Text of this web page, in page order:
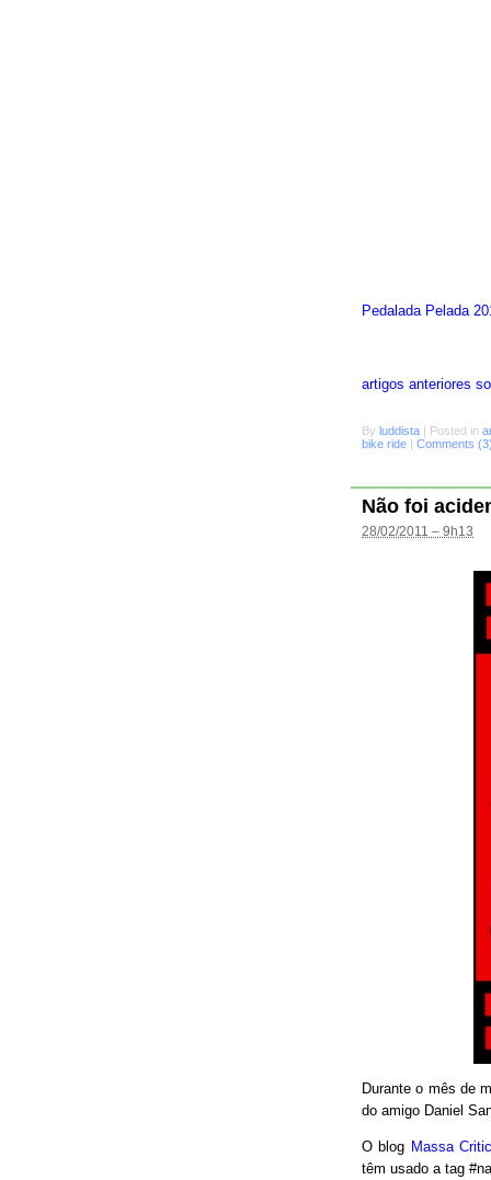
Pedalada Pelada
artigos anteriores
By luddista | Posted in
bike ride | Comments
Não foi
28/02/2011 – 9h13
Durante o mês de
do amigo Daniel
O blog Massa
têm usado a tag